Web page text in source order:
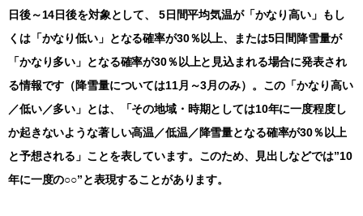
日後～14日後を対象として、 5日間平均気温が「かなり高い」もし
くは「かなり低い」となる確率が30％以上、または5日間降雪量が
「かなり多い」となる確率が30％以上と見込まれる場合に発表され
る情報です（降雪量については11月～3月のみ）。この「かなり高い
／低い／多い」とは、「その地域・時期としては10年に一度程度し
か起きないような著しい高温／低温／降雪量となる確率が30％以上
と予想される」ことを表しています。このため、見出しなどでは”10
年に一度の○○”と表現することがあります。